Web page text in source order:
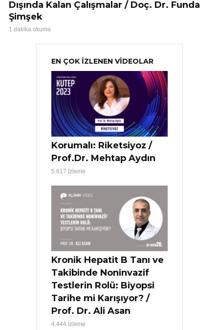
Dışında Kalan Çalışmalar / Doç. Dr. Funda
Şimşek
1 dakika okuma
EN ÇOK İZLENEN VİDEOLAR
Korumalı: Riketsiyoz /
Prof.Dr. Mehtap Aydın
5.617 İzleme
Kronik Hepatit B Tanı ve
Takibinde Noninvazif
Testlerin Rolü: Biyopsi
Tarihe mi Karışıyor? /
Prof. Dr. Ali Asan
4.444 İzleme